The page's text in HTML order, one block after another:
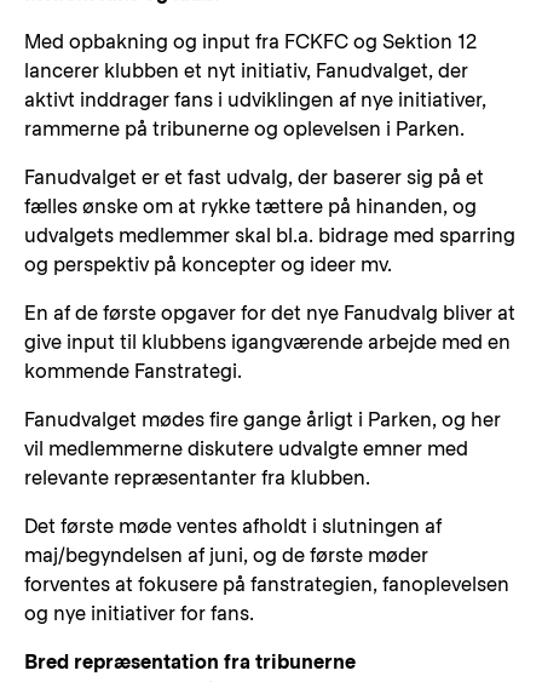
Med opbakning og input fra FCKFC og Sektion 12
lancerer klubben et nyt initiativ, Fanudvalget, der
aktivt inddrager fans i udviklingen af nye initiativer,
rammerne på tribunerne og oplevelsen i Parken.
Fanudvalget er et fast udvalg, der baserer sig på et
fælles ønske om at rykke tættere på hinanden, og
udvalgets medlemmer skal bl.a. bidrage med sparring
og perspektiv på koncepter og ideer mv.
En af de første opgaver for det nye Fanudvalg bliver at
give input til klubbens igangværende arbejde med en
kommende Fanstrategi.
Fanudvalget mødes fire gange årligt i Parken, og her
vil medlemmerne diskutere udvalgte emner med
relevante repræsentanter fra klubben.
Det første møde ventes afholdt i slutningen af
maj/begyndelsen af juni, og de første møder
forventes at fokusere på fanstrategien, fanoplevelsen
og nye initiativer for fans.
Bred repræsentation fra tribunerne